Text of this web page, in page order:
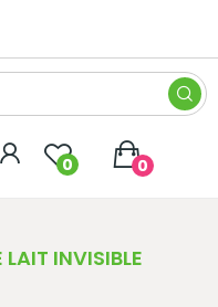
0 0
LAIT INVISIBLE